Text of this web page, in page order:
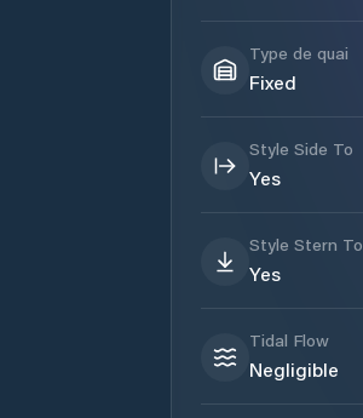
Type de quai
Fixed
Style Side To
Yes
Style Stern To
Yes
Tidal Flow
Negligible